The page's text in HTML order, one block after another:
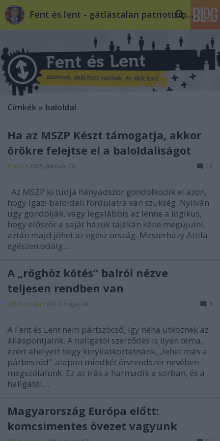
Fent és lent - gátlástalan patriotizmus
Címkék » baloldal
Ha az MSZP Készt támogatja, akkor
örökre felejtse el a baloldaliságot
baum • 2015. február 19. 14
Az MSZP ki tudja hányadszor gondolkodik el azon,
hogy igazi baloldali fordulatra van szükség. Nyilván
úgy gondolják, vagy legalábbis az lenne a logikus,
hogy először a saját házuk tájékán kéne megújulni,
aztán majd jöhet az egész ország. Mesterházy Attila
egészen odáig…
A „röghöz kötés” balról nézve
teljesen rendben van
Tékás Lacika • 2013. május 08. 1
A Fent és Lent nem pártszócső, így néha ütköznek az
álláspontjaink. A hallgatói szerződés is ilyen téma,
ezért ahelyett hogy kinyilatkoztatnánk, „lehet más a
párbeszéd"-alapon mindkét érvrendszer nevében
megszólalunk. Ez az írás a harmadik a sorban, és a
hallgatói…
Magyarország Európa előtt:
komcsimentes övezet vagyunk